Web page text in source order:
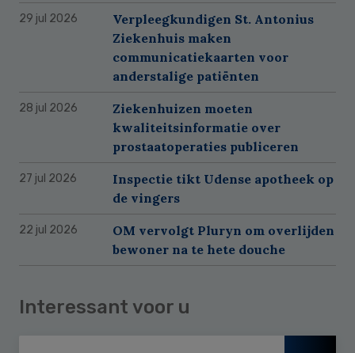
29 jul 2026
Verpleegkundigen St. Antonius
Ziekenhuis maken
communicatiekaarten voor
anderstalige patiënten
28 jul 2026
Ziekenhuizen moeten
kwaliteitsinformatie over
prostaatoperaties publiceren
27 jul 2026
Inspectie tikt Udense apotheek op
de vingers
22 jul 2026
OM vervolgt Pluryn om overlijden
bewoner na te hete douche
Interessant voor u